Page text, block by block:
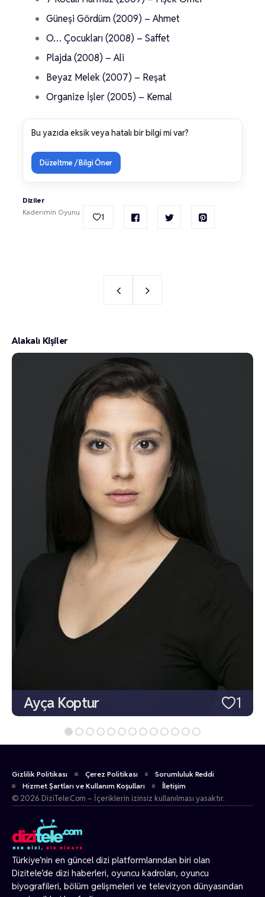
Güneşi Gördüm (2009) – Ahmet
O… Çocukları (2008) – Saffet
Plajda (2008) – Ali
Beyaz Melek (2007) – Reşat
Organize İşler (2005) – Kemal
Bu yazıda eksik veya hatalı bir bilgi mi var?
Düzeltme / Bilgi Öner
Diziler
Kaderimin Oyunu
1
Alakalı Kişiler
1
Ayça Koptur
Türkiye’nin en güncel dizi platformlarından biri olan
Dizitele’de dizi haberleri, oyuncu kadroları, oyuncu
biyografileri, bölüm gelişmeleri ve televizyon dünyasından
Gizlilik Politikası Çerez Politikası
Sorumluluk Reddi
Hizmet Şartları ve Kullanım Koşulları
İletişim
© 2026 DiziTele.Com – İçeriklerin izinsiz kullanılması yasaktır.